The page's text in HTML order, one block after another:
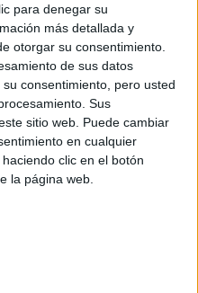
para denegar su
más detallada y
otorgar su consentimiento.
de sus datos
consentimiento, pero usted
Sus
sitio web. Puede cambiar
en cualquier
clic en el botón
la página web.
la atención fue la
cuero. Sumó sandalías
pequeña con
Dior.